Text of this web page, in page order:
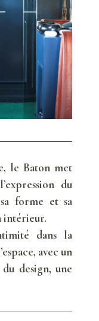
le Baton met
du
forme et sa
intérieur.
dans la
avec un
design, une